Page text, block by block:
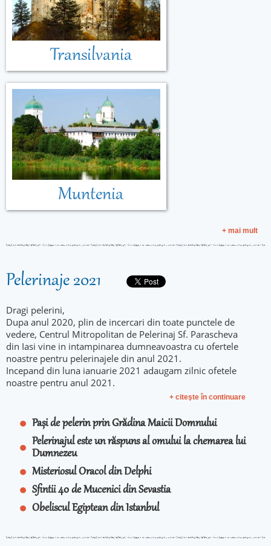
Transilvania
Muntenia
+ mai mult
Pelerinaje 2021
Dragi pelerini,
Dupa anul 2020, plin de incercari din toate punctele de
vedere, Centrul Mitropolitan de Pelerinaj Sf. Parascheva
din Iasi vine in intampinarea dumneavoastra cu ofertele
noastre pentru pelerinajele din anul 2021.
Incepand din luna ianuarie 2021 adaugam zilnic ofetele
noastre pentru anul 2021.
+ citeşte în continuare
Pași de pelerin prin Grădina Maicii Domnului
Pelerinajul este un răspuns al omului la chemarea lui
Dumnezeu
Misteriosul Oracol din Delphi
Sfintii 40 de Mucenici din Sevastia
Obeliscul Egiptean din Istanbul